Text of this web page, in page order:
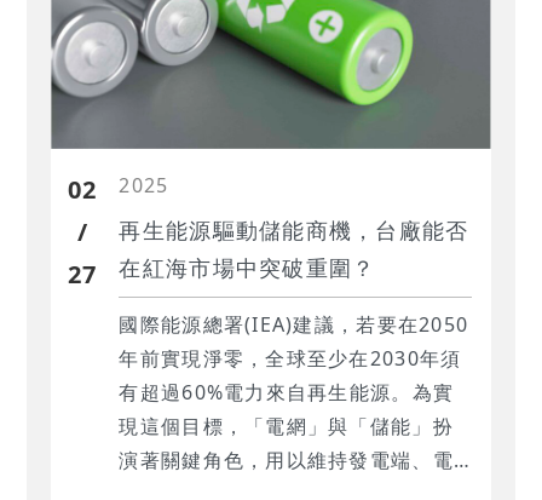
02
/
27
2025
再生能源驅動儲能商機，台廠能否
在紅海市場中突破重圍？
國際能源總署(IEA)建議，若要在2050
年前實現淨零，全球至少在2030年須
有超過60%電力來自再生能源。為實
現這個目標，「電網」與「儲能」扮
演著關鍵角色，用以維持發電端、電